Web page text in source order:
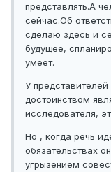
представлять.А
сейчас.Об
сделаю здесь и
будущее,
умеет.
У
достоинством
исследователя,
Но , когда речь
обязательствах
угрызением